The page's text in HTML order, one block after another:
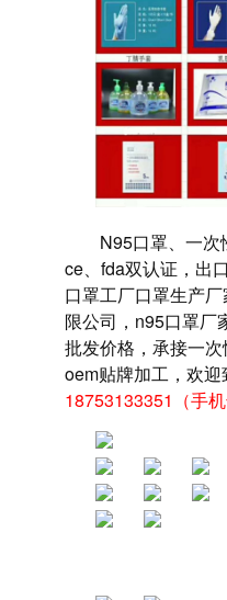
N95口罩、一次
ce、fda双认证，出
口罩工厂口罩生产
限公司，n95口罩厂
批发价格，承接一
oem贴牌加工，欢迎
18753133351（手机